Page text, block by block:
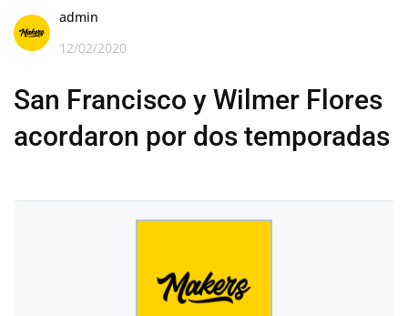
admin
12/02/2020
San Francisco y Wilmer Flores
acordaron por dos temporadas